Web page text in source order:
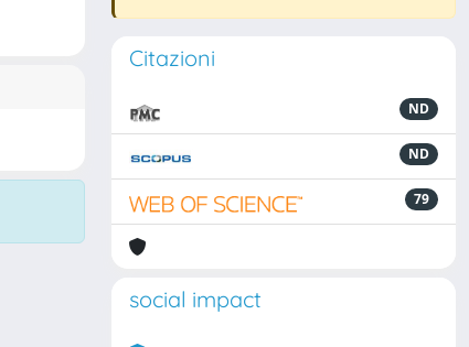
Citazioni
ND
ND
79
social impact